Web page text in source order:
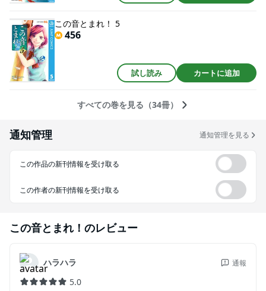
この音とまれ！ 5
456
試し読み カートに追加
すべての巻を見る（34冊）
通知管理 通知管理を見る
この作品の新刊情報を受け取る
この作者の新刊情報を受け取る
この音とまれ！ のレビュー
ハラハラ 通報
5.0